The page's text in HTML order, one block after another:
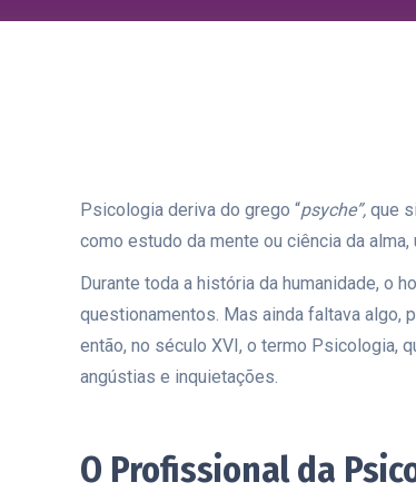
Psicologia deriva do grego “psyche”, que
como estudo da mente ou ciência da
Durante toda a história da humanidade, o
questionamentos. Mas ainda faltava algo,
então, no século XVI, o termo Psicologia,
angústias e inquietações.
O Profissional da